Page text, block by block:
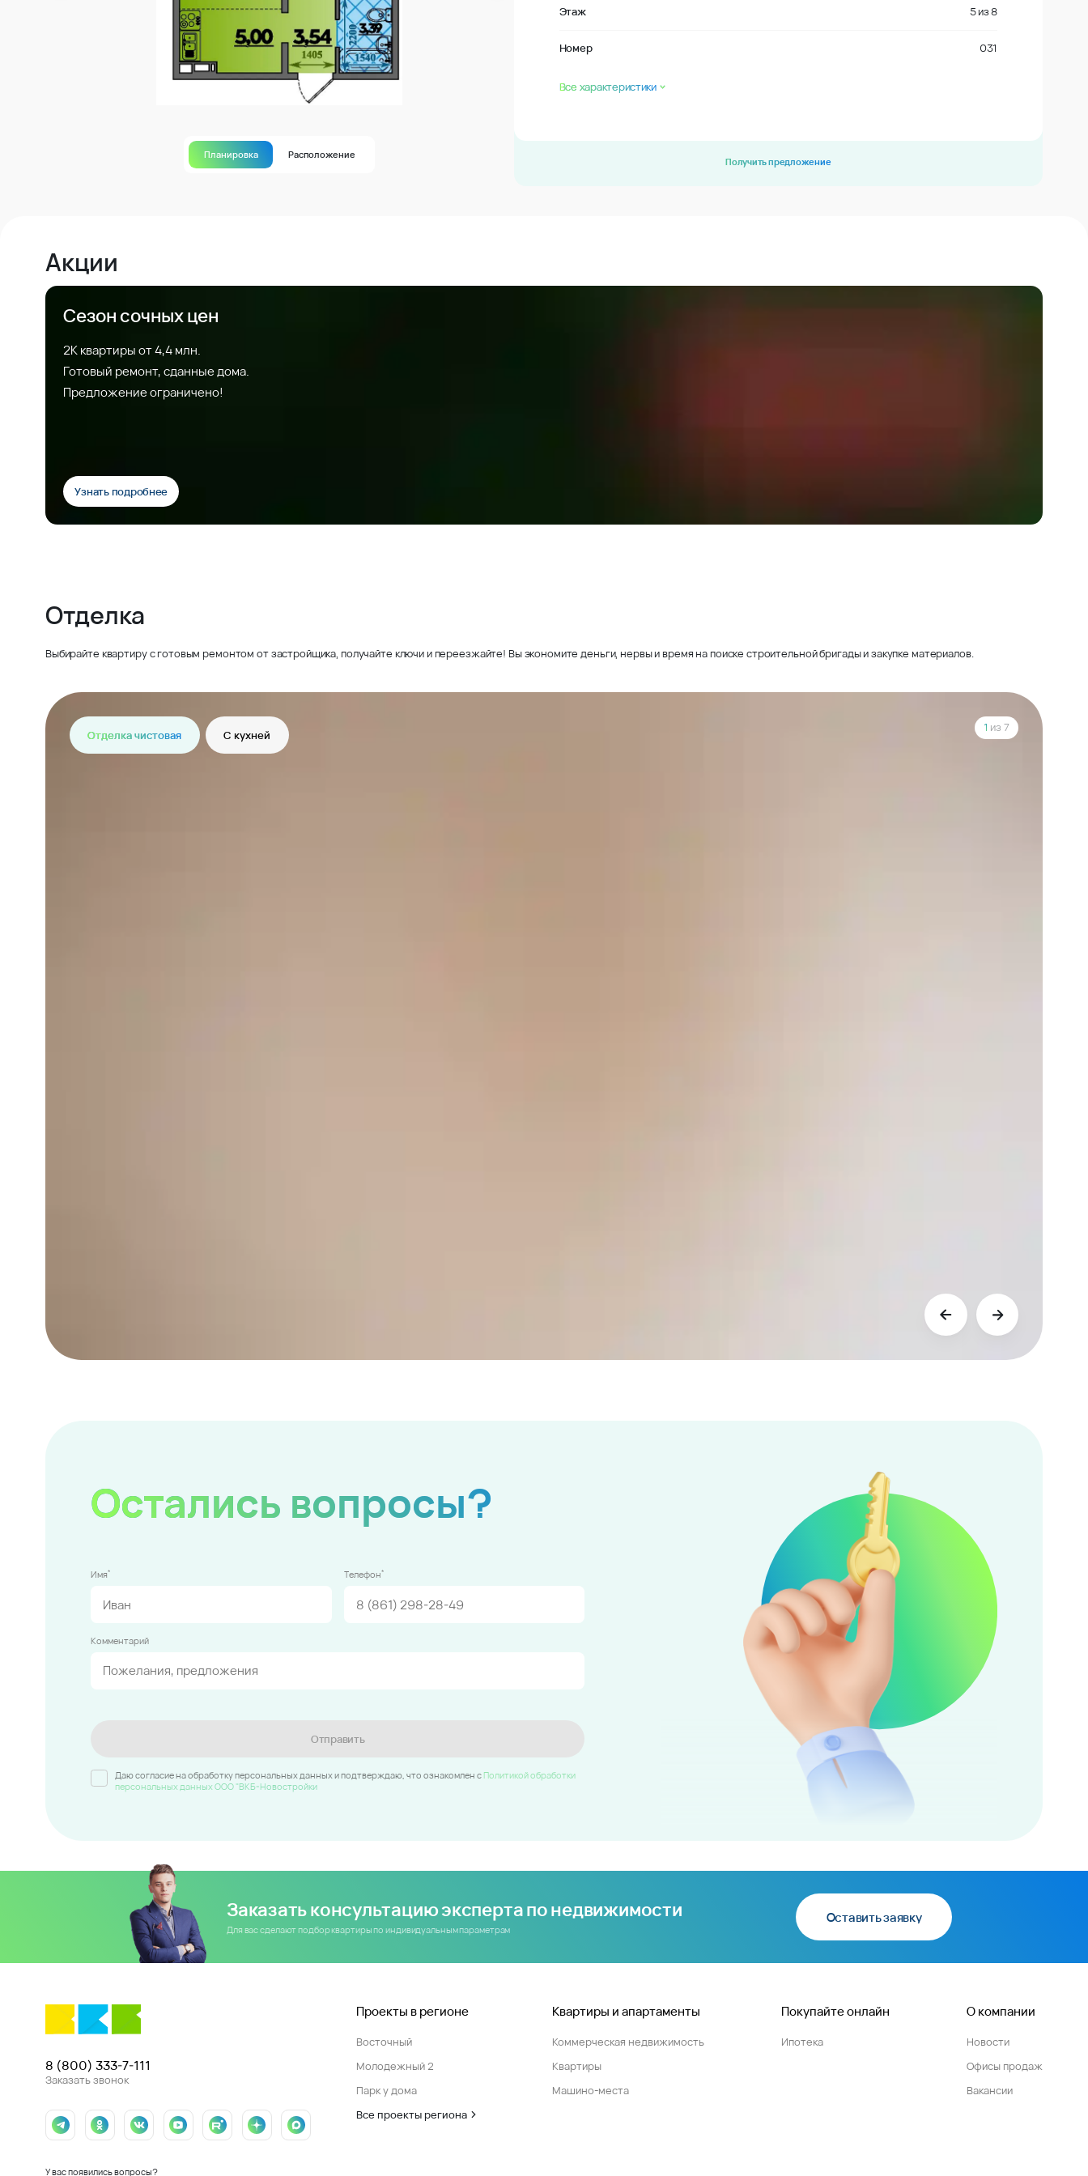
Планировка Расположение
Этаж 5из8
Номер 031
Все характеристики
Получить предложение
Акции
Сезон сочных цен
2К квартиры от 4,4 млн.
Готовый ремонт, сданные дома.
Предложение ограничено!
Узнать подробнее
Отделка
Выбирайте квартиру с готовым ремонтом от застройщика, получайте ключи и переезжайте! Вы экономите деньги, нервы и время на поиске строительной бригады и закупке материалов.
Отделка чистовая С кухней
1 из 7
Остались вопросы?
Имя* Телефон*
Комментарий
Отправить
Даю согласие на обработку персональных данных и подтверждаю, что ознакомлен c Политикой обработки
персональных данных ООО "ВКБ-Новостройки
Заказать консультацию эксперта по недвижимости
Для вас сделают подбор квартиры по индивидуальным параметрам
Оставить заявку
8 (800) 333-7-111
Заказать звонок
У вас появились вопросы?
Проекты в регионе
Восточный
Молодежный 2
Парк у дома
Все проекты региона
Квартиры и апартаменты
Коммерческая недвижимость
Квартиры
Машино-места
Покупайте онлайн
Ипотека
О компании
Новости
Офисы продаж
Вакансии